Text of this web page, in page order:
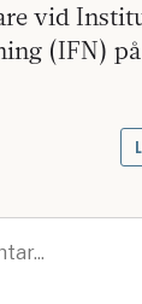
vid
(IFN) på